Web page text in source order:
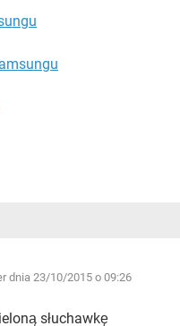
dnia 23/10/2015 o 09:26
słuchawkę